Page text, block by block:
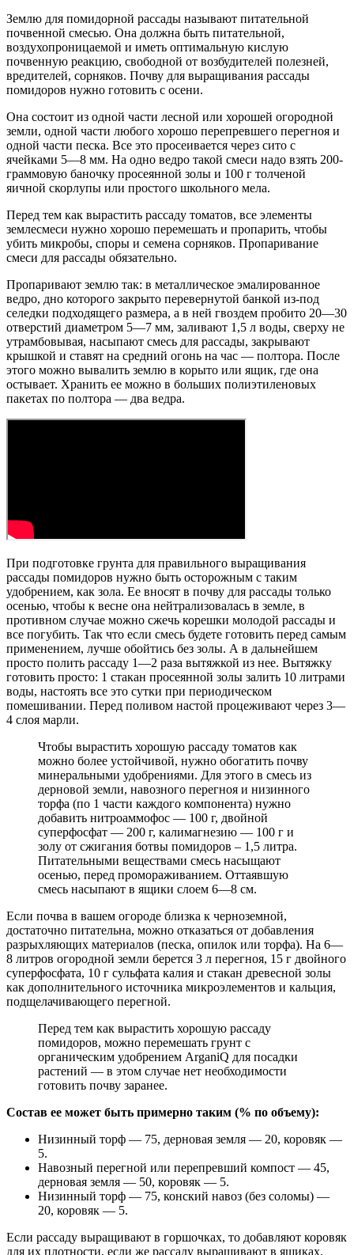
Землю для помидорной рассады называют питательной
почвенной смесью. Она должна быть питательной,
воздухопроницаемой и иметь оптимальную кислую
почвенную реакцию, свободной от возбудителей полезней,
вредителей, сорняков. Почву для выращивания рассады
помидоров нужно готовить с осени.
Она состоит из одной части лесной или хорошей огородной
земли, одной части любого хорошо перепревшего перегноя и
одной части песка. Все это просеивается через сито с
ячейками 5—8 мм. На одно ведро такой смеси надо взять 200-
граммовую баночку просеянной золы и 100 г толченой
яичной скорлупы или простого школьного мела.
Перед тем как вырастить рассаду томатов, все элементы
землесмеси нужно хорошо перемешать и пропарить, чтобы
убить микробы, споры и семена сорняков. Пропаривание
смеси для рассады обязательно.
Пропаривают землю так: в металлическое эмалированное
ведро, дно которого закрыто перевернутой банкой из-под
селедки подходящего размера, а в ней гвоздем пробито 20—30
отверстий диаметром 5—7 мм, заливают 1,5 л воды, сверху не
утрамбовывая, насыпают смесь для рассады, закрывают
крышкой и ставят на средний огонь на час — полтора. После
этого можно вывалить землю в корыто или ящик, где она
остывает. Хранить ее можно в больших полиэтиленовых
пакетах по полтора — два ведра.
При подготовке грунта для правильного выращивания
рассады помидоров нужно быть осторожным с таким
удобрением, как зола. Ее вносят в почву для рассады только
осенью, чтобы к весне она нейтрализовалась в земле, в
противном случае можно сжечь корешки молодой рассады и
все погубить. Так что если смесь будете готовить перед самым
применением, лучше обойтись без золы. А в дальнейшем
просто полить рассаду 1—2 раза вытяжкой из нее. Вытяжку
готовить просто: 1 стакан просеянной золы залить 10 литрами
воды, настоять все это сутки при периодическом
помешивании. Перед поливом настой процеживают через 3—
4 слоя марли.
Чтобы вырастить хорошую рассаду томатов как
можно более устойчивой, нужно обогатить почву
минеральными удобрениями. Для этого в смесь из
дерновой земли, навозного перегноя и низинного
торфа (по 1 части каждого компонента) нужно
добавить нитроаммофос — 100 г, двойной
суперфосфат — 200 г, калимагнезию — 100 г и
золу от сжигания ботвы помидоров – 1,5 литра.
Питательными веществами смесь насыщают
осенью, перед промораживанием. Оттаявшую
смесь насыпают в ящики слоем 6—8 см.
Если почва в вашем огороде близка к черноземной,
достаточно питательна, можно отказаться от добавления
разрыхляющих материалов (песка, опилок или торфа). На 6—
8 литров огородной земли берется 3 л перегноя, 15 г двойного
суперфосфата, 10 г сульфата калия и стакан древесной золы
как дополнительного источника микроэлементов и кальция,
подщелачивающего перегной.
Перед тем как вырастить хорошую рассаду
помидоров, можно перемешать грунт с
органическим удобрением ArganiQ для посадки
растений — в этом случае нет необходимости
готовить почву заранее.
Состав ее может быть примерно таким (% по объему):
Низинный торф — 75, дерновая земля — 20, коровяк —
5.
Навозный перегной или перепревший компост — 45,
дерновая земля — 50, коровяк — 5.
Низинный торф — 75, конский навоз (без соломы) —
20, коровяк — 5.
Если рассаду выращивают в горшочках, то добавляют коровяк
для их плотности, если же рассаду выращивают в ящиках,